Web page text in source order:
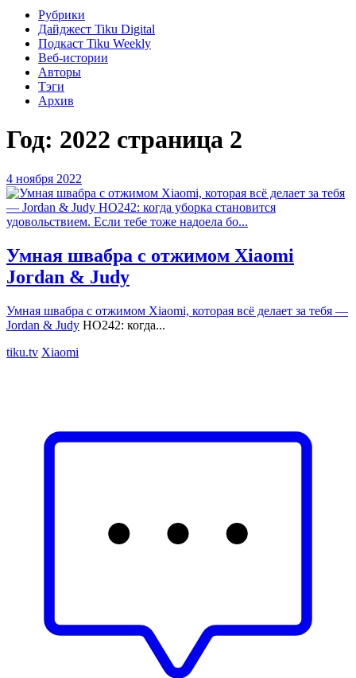
Рубрики
Дайджест Tiku Digital
Подкаст Tiku Weekly
Веб-истории
Авторы
Тэги
Архив
Год: 2022 страница 2
4 ноября 2022
Умная швабра с отжимом Xiaomi
Jordan & Judy
Умная швабра с отжимом Xiaomi, которая всё делает за тебя —
Jordan & Judy HO242: когда...
tiku.tv Xiaomi